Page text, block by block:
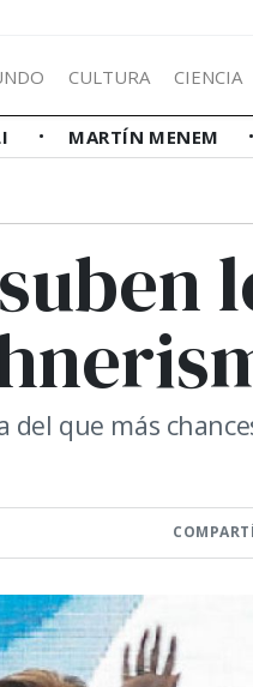
CULTURA CIENCIA
MARTÍN MENEM
que más